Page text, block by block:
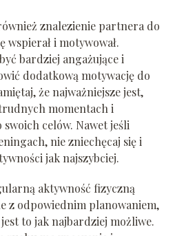
znalezienie partnera do
wspierał i motywował.
bardziej angażujące i
dodatkową motywację do
że najważniejsze jest,
momentach i
celów. Nawet jeśli
nie zniechęcaj się i
jak najszybciej.
aktywność fizyczną
z odpowiednim planowaniem,
to jak najbardziej możliwe.